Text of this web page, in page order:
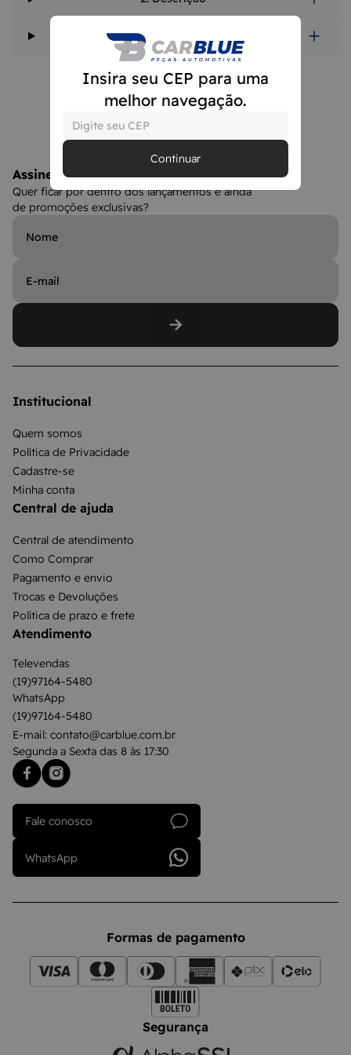
Insira seu CEP para uma
melhor navegação.
Continuar
3. Valor Referente
Assine a Newsletter
Quer ficar por dentro dos lançamentos e ainda
de promoções exclusivas?
Institucional
Quem somos
Política de Privacidade
Cadastre-se
Minha conta
Central de ajuda
Central de atendimento
Como Comprar
Pagamento e envio
Trocas e Devoluções
Política de prazo e frete
Atendimento
Televendas
(19)97164-5480
WhatsApp
(19)97164-5480
E-mail: contato@carblue.com.br
Segunda a Sexta das 8 às 17:30
Fale conosco
WhatsApp
Formas de pagamento
Segurança